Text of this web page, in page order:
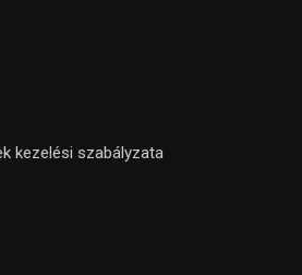
kezelési szabályzata